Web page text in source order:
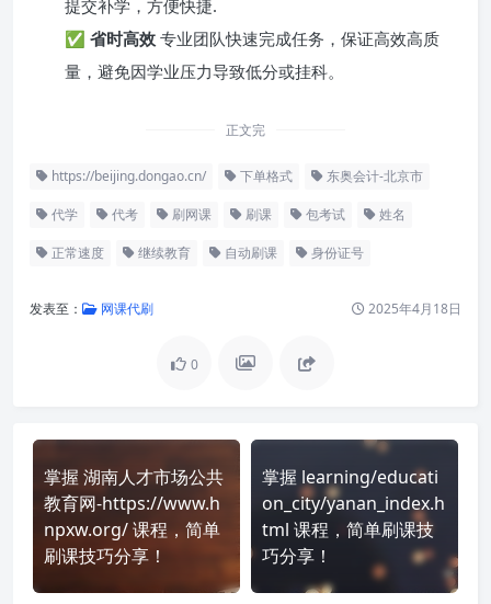
提交补学，方便快捷.
✅ 省时高效 专业团队快速完成任务，保证高效高质
量，避免因学业压力导致低分或挂科。
正文完
https://beijing.dongao.cn/ 下单格式 东奥会计-北京市
代学 代考 刷网课 刷课 包考试 姓名
正常速度 继续教育 自动刷课 身份证号
发表至： 网课代刷 2025年4月18日
0
掌握 湖南人才市场公共
教育网-https://www.h
npxw.org/ 课程，简单
刷课技巧分享！
掌握 learning/educati
on_city/yanan_index.h
tml 课程，简单刷课技
巧分享！